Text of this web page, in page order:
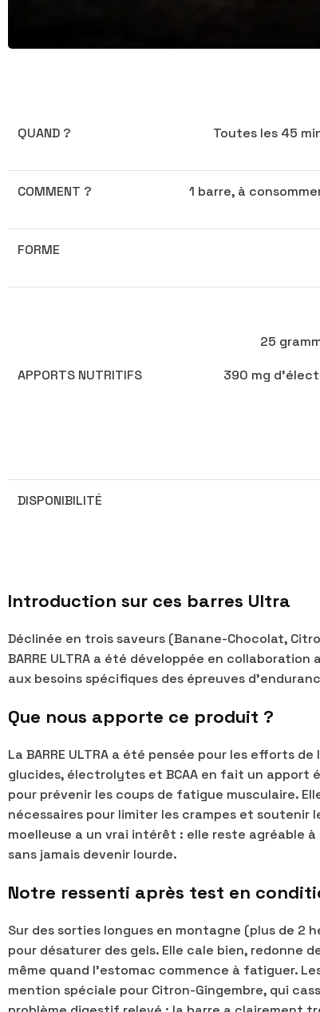
QUAND ? Toutes les 45
COMMENT ? 1 barre, à
FORME
APPORTS NUTRITIFS
25
390 mg
DISPONIBILITÉ
Introduction sur ces barres Ultra
Déclinée en trois saveurs (Banane-Chocolat,
BARRE ULTRA a été développée en collaboration
aux besoins spécifiques des épreuves
Que nous apporte ce produit ?
La BARRE ULTRA a été pensée pour les efforts
glucides, électrolytes et BCAA en fait un
pour prévenir les coups de fatigue musculaire.
nécessaires pour limiter les crampes et
moelleuse a un vrai intérêt : elle reste agréable
sans jamais devenir lourde.
Notre ressenti après test en
Sur des sorties longues en montagne (plus de 2
pour désaturer des gels. Elle cale bien, redonne
même quand l’estomac commence à fatiguer.
mention spéciale pour Citron-Gingembre, qui